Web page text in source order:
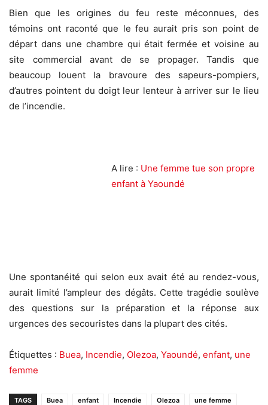
Bien que les origines du feu reste méconnues, des
témoins ont raconté que le feu aurait pris son point de
départ dans une chambre qui était fermée et voisine au
site commercial avant de se propager. Tandis que
beaucoup louent la bravoure des sapeurs-pompiers,
d’autres pointent du doigt leur lenteur à arriver sur le lieu
de l’incendie.
A lire : Une femme tue son propre
enfant à Yaoundé
Une spontanéité qui selon eux avait été au rendez-vous,
aurait limité l’ampleur des dégâts. Cette tragédie soulève
des questions sur la préparation et la réponse aux
urgences des secouristes dans la plupart des cités.
Étiquettes : Buea, Incendie, Olezoa, Yaoundé, enfant, une
femme
TAGS Buea enfant Incendie Olezoa
une femme